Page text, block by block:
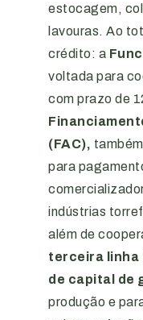
estocagem,
lavouras. Ao
crédito: a
voltada para
com prazo de
(FAC),
para
indústrias
além de
terceira linha
de capital de
produção e